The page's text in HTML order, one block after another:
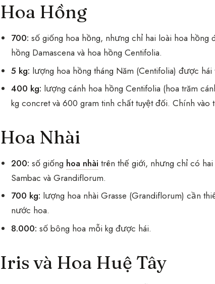
Hoa Hồng
700: số giống hoa hồng, nhưng chỉ hai loài hoa
hồng Damascena và hoa hồng Centifolia.
5 kg: lượng hoa hồng tháng Năm (Centifolia) được hái
400 kg: lượng cánh hoa hồng Centifolia (hoa trăm
kg concret và 600 gram tinh chất tuyệt đối. Chính vào
Hoa Nhài
200: số giống hoa nhài trên thế giới, nhưng chỉ có
Sambac và Grandiflorum.
700 kg: lượng hoa nhài Grasse (Grandiflorum) cần
nước hoa.
8.000: số bông hoa mỗi kg được hái.
Iris và Hoa Huệ Tây